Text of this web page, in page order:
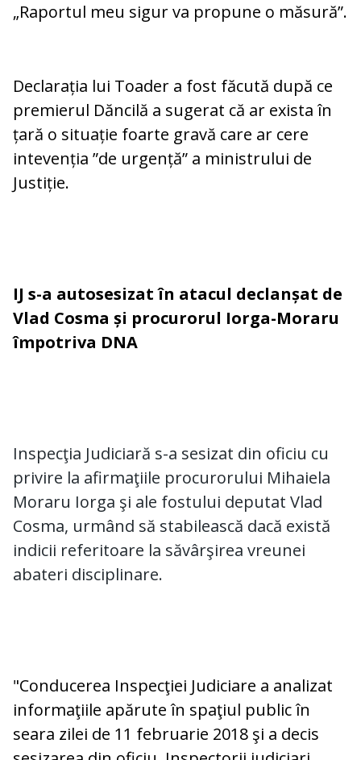
„Raportul meu sigur va propune o măsură”.
Declarația lui Toader a fost făcută după ce
premierul Dăncilă a sugerat că ar exista în
țară o situație foarte gravă care ar cere
intevenția ”de urgență” a ministrului de
Justiție.
IJ s-a autosesizat în atacul declanșat de
Vlad Cosma și procurorul Iorga-Moraru
împotriva DNA
Inspecţia Judiciară s-a sesizat din oficiu cu
privire la afirmaţiile procurorului Mihaiela
Moraru Iorga şi ale fostului deputat Vlad
Cosma, urmând să stabilească dacă există
indicii referitoare la săvârşirea vreunei
abateri disciplinare.
"Conducerea Inspecţiei Judiciare a analizat
informaţiile apărute în spaţiul public în
seara zilei de 11 februarie 2018 şi a decis